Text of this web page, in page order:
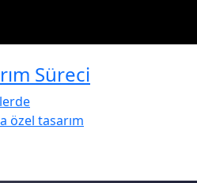
Süreci
özel tasarım